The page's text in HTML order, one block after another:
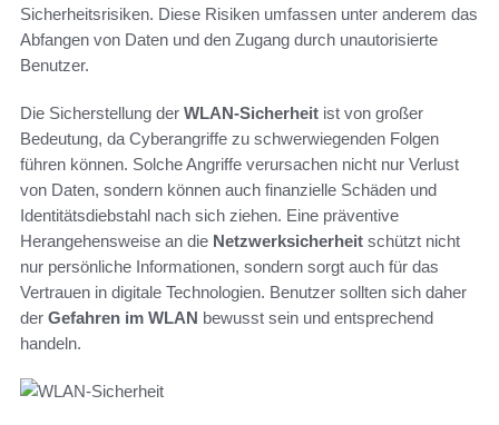
Sicherheitsrisiken. Diese Risiken umfassen unter anderem das
Abfangen von Daten und den Zugang durch unautorisierte
Benutzer.
Die Sicherstellung der WLAN-Sicherheit ist von großer
Bedeutung, da Cyberangriffe zu schwerwiegenden Folgen
führen können. Solche Angriffe verursachen nicht nur Verlust
von Daten, sondern können auch finanzielle Schäden und
Identitätsdiebstahl nach sich ziehen. Eine präventive
Herangehensweise an die Netzwerksicherheit schützt nicht
nur persönliche Informationen, sondern sorgt auch für das
Vertrauen in digitale Technologien. Benutzer sollten sich daher
der Gefahren im WLAN bewusst sein und entsprechend
handeln.